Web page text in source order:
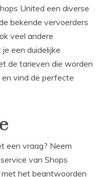
United een diverse
bekende vervoerders
veel andere
een duidelijke
de tarieven die worden
en vind de perfecte
een vraag? Neem
van Shops
met het beantwoorden